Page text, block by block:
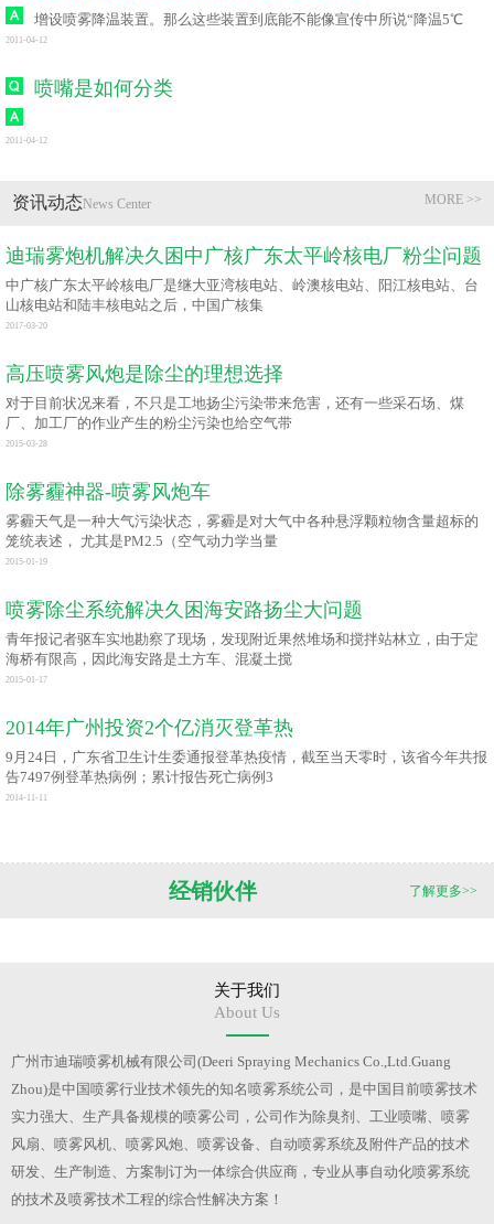
增设喷雾降温装置。那么这些装置到底能不能像宣传中所说“降温5℃
2011-04-12
喷嘴是如何分类
2011-04-12
MORE >>
资讯动态News Center
迪瑞雾炮机解决久困中广核广东太平岭核电厂粉尘问题
中广核广东太平岭核电厂是继大亚湾核电站、岭澳核电站、阳江核电站、台
山核电站和陆丰核电站之后，中国广核集
2017-03-20
高压喷雾风炮是除尘的理想选择
对于目前状况来看，不只是工地扬尘污染带来危害，还有一些采石场、煤
厂、加工厂的作业产生的粉尘污染也给空气带
2015-03-28
除雾霾神器-喷雾风炮车
雾霾天气是一种大气污染状态，雾霾是对大气中各种悬浮颗粒物含量超标的
笼统表述， 尤其是PM2.5（空气动力学当量
2015-01-19
喷雾除尘系统解决久困海安路扬尘大问题
青年报记者驱车实地勘察了现场，发现附近果然堆场和搅拌站林立，由于定
海桥有限高，因此海安路是土方车、混凝土搅
2015-01-17
2014年广州投资2个亿消灭登革热
9月24日，广东省卫生计生委通报登革热疫情，截至当天零时，该省今年共报
告7497例登革热病例；累计报告死亡病例3
2014-11-11
了解更多>>
经销伙伴
关于我们
About Us
广州市迪瑞喷雾机械有限公司(Deeri Spraying Mechanics Co.,Ltd.Guang
Zhou)是中国喷雾行业技术领先的知名喷雾系统公司，是中国目前喷雾技术
实力强大、生产具备规模的喷雾公司，公司作为除臭剂、工业喷嘴、喷雾
风扇、喷雾风机、喷雾风炮、喷雾设备、自动喷雾系统及附件产品的技术
研发、生产制造、方案制订为一体综合供应商，专业从事自动化喷雾系统
的技术及喷雾技术工程的综合性解决方案！